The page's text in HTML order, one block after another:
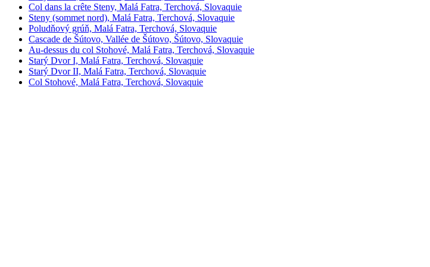
Col dans la crête Steny, Malá Fatra, Terchová, Slovaquie
Steny (sommet nord), Malá Fatra, Terchová, Slovaquie
Poludňový grúň, Malá Fatra, Terchová, Slovaquie
Cascade de Šútovo, Vallée de Šútovo, Šútovo, Slovaquie
Au-dessus du col Stohové, Malá Fatra, Terchová, Slovaquie
Starý Dvor I, Malá Fatra, Terchová, Slovaquie
Starý Dvor II, Malá Fatra, Terchová, Slovaquie
Col Stohové, Malá Fatra, Terchová, Slovaquie